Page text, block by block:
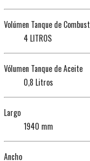
Volúmen Tanque de
4 LITROS
Vólumen Tanque de Aceite
0,8 Litros
Largo
1940 mm
Ancho